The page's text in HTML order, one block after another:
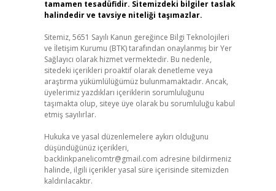
tamamen tesadüfidir. Sitemizdeki bilgiler taslak
halindedir ve tavsiye niteliği taşımazlar.
Sitemiz, 5651 Sayılı Kanun gereğince Bilgi Teknolojileri
ve İletişim Kurumu (BTK) tarafından onaylanmış bir Yer
Sağlayıcı olarak hizmet vermektedir. Bu nedenle,
sitedeki içerikleri proaktif olarak denetleme veya
araştırma yükümlülüğümüz bulunmamaktadır. Ancak,
üyelerimiz yazdıkları içeriklerin sorumluluğunu
taşımakta olup, siteye üye olarak bu sorumluluğu kabul
etmiş sayılırlar.
Hukuka ve yasal düzenlemelere aykırı olduğunu
düşündüğünüz içerikleri,
backlinkpanelicomtr@gmail.com adresine bildirmeniz
halinde, ilgili içerikler yasal süre içerisinde sitemizden
kaldırılacaktır.